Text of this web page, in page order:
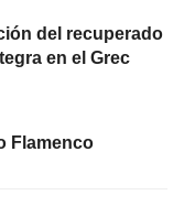
del recuperado
en el Grec
Flamenco